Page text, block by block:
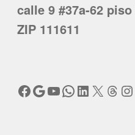
calle 9 #37a-62
ZIP 111611
Facebook
Google
YouTube
WhatsApp
LinkedIn
X